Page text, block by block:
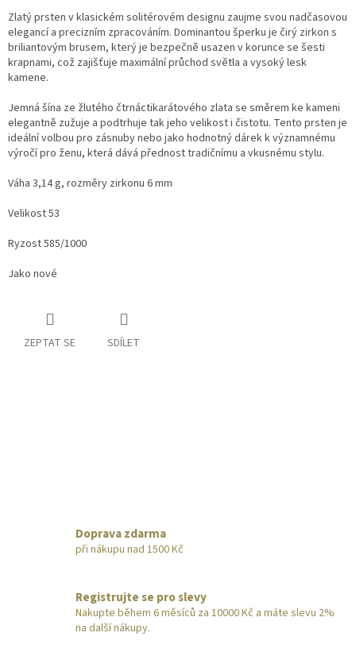
Zlatý prsten v klasickém solitérovém designu zaujme svou nadčasovou
elegancí a precizním zpracováním. Dominantou šperku je čirý zirkon s
briliantovým brusem, který je bezpečně usazen v korunce se šesti
krapnami, což zajišťuje maximální průchod světla a vysoký lesk
kamene.
Jemná šína ze žlutého čtrnáctikarátového zlata se směrem ke kameni
elegantně zužuje a podtrhuje tak jeho velikost i čistotu. Tento prsten je
ideální volbou pro zásnuby nebo jako hodnotný dárek k významnému
výročí pro ženu, která dává přednost tradičnímu a vkusnému stylu.
Váha 3,14 g, rozměry zirkonu 6 mm
Velikost 53
Ryzost 585/1000
Jako nové
ZEPTAT SE SDÍLET
Doprava zdarma
při nákupu nad 1500 Kč
Registrujte se pro slevy
Nakupte během 6 měsíců za 10000 Kč a máte slevu 2%
na další nákupy.